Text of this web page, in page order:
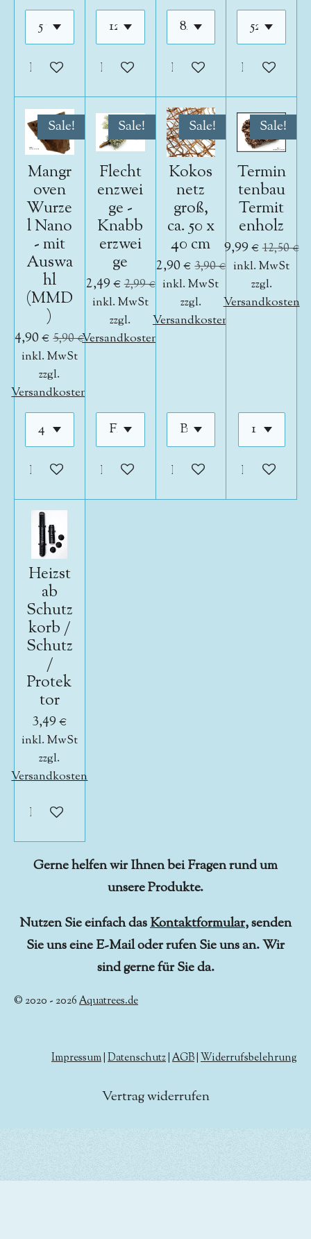
In den WarenkorbIn den WarenkorbIn den Warenkorb
In den
Sale!
Mangr
oven
Wurze
l Nano
- mit
Auswa
hl
(MMD
)
4,90 € 5,90 €
inkl. MwSt
zzgl.
Versandkosten
In den Warenkorb
Sale!
Flecht
enzwei
ge -
Knabb
erzwei
ge
2,49 €2,99 €
inkl. MwSt
zzgl.
Versandkosten
In den Warenkorb
Sale!
Kokos
netz
groß,
ca. 50 x
40 cm
2,90 € 3,90 €
inkl. MwSt
zzgl.
Versandkosten
In den Warenkorb
Sale!
Termin
tenbau
Termit
enholz
9,99 €12,50 €
inkl. MwSt
zzgl.
Versandkosten
In den
Heizst
ab
Schutz
korb /
Schutz
/
Protek
tor
3,49 €
inkl. MwSt
zzgl.
Versandkosten
In den Warenkorb
Gerne helfen wir Ihnen bei Fragen rund um
unsere Produkte.
Nutzen Sie einfach dasKontaktformular, senden
Sie uns eine E-Mail oder rufen Sie uns an. Wir
sind gerne für Sie da.
© 2020 - 2026Aquatrees.de
Impressum Datenschutz AGB Widerrufsbelehrung
Vertrag widerrufen